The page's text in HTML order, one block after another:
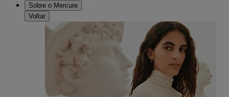
Sobre o Mercure
Voltar